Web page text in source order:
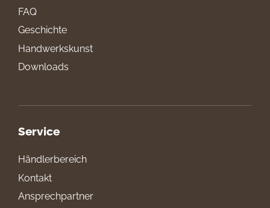
FAQ
Geschichte
Handwerkskunst
Downloads
Service
Händlerbereich
Kontakt
Ansprechpartner